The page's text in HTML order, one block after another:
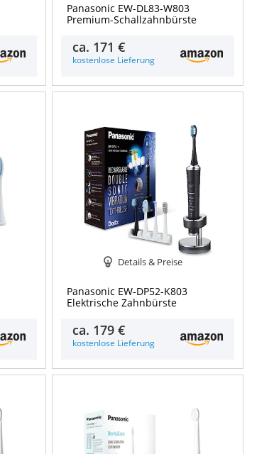
Panasonic EW-DL83-W803
Premium-Schallzahnbürste
ca. 171 €
kostenlose Lieferung
Details & Preise
Panasonic EW-DP52-K803
Elektrische Zahnbürste
ca. 179 €
kostenlose Lieferung